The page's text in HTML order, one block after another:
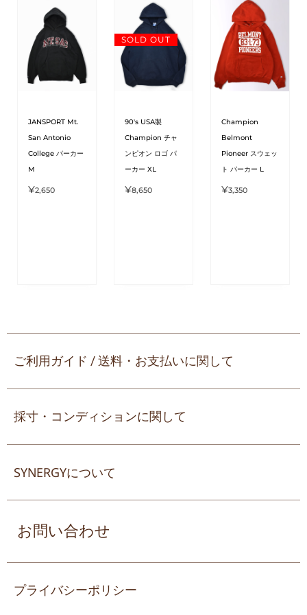
JANSPORT Mt.
San Antonio
College パーカー
M
¥2,650
SOLD OUT
90's USA製
Champion チャ
ンピオン ロゴ パ
ーカー XL
¥8,650
Champion
Belmont
Pioneer スウェッ
ト パーカー L
¥3,350
ご利用ガイド / 送料・お支払いに関して
採寸・コンディションに関して
SYNERGYについて
お問い合わせ
プライバシーポリシー